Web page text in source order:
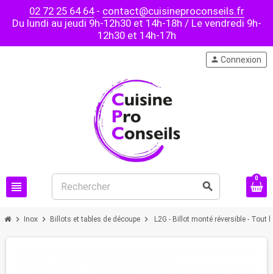
02 72 25 64 64- contact@cuisineproconseils.fr
Du lundi au jeudi 9h-12h30 et 14h-18h / Le vendredi 9h-
12h30 et 14h-17h
view_headline search
person Connexion
0
chevron_right Inox chevron_right Billots et tables de découpe chevron_right L2G - Billot monté réversible - Tout